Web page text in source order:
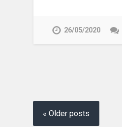
26/05/2020
« Older posts